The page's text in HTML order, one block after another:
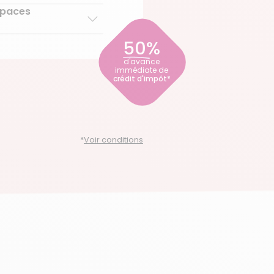
50%
d'avance
immédiate de
crédit d'impôt*
âgées
personnes
*Voir conditions